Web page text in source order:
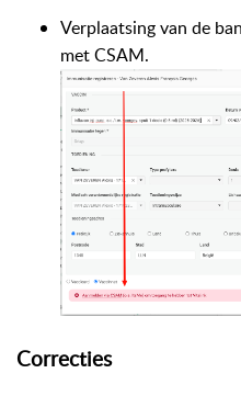
Verplaatsing van de
met CSAM.
Correcties